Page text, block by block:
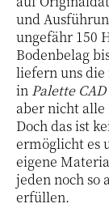
und
ungefähr 150
Bodenbelag
liefern uns die
in Palette CAD
aber nicht
Doch das ist
ermöglicht es
eigene
jeden noch so
erfüllen.